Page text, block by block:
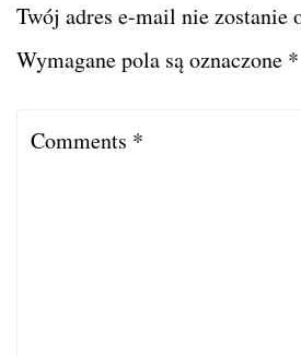
Twój adres e-mail nie zostanie
Wymagane pola są oznaczone *